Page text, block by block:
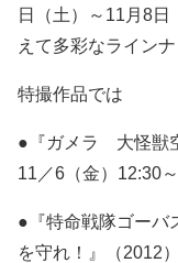
日（土）～11月8日
えて多彩なラインナ
特撮作品では
●『ガメラ 大怪獣
11／6（金）12:30
●『特命戦隊ゴーバ
を守れ！』（2012）